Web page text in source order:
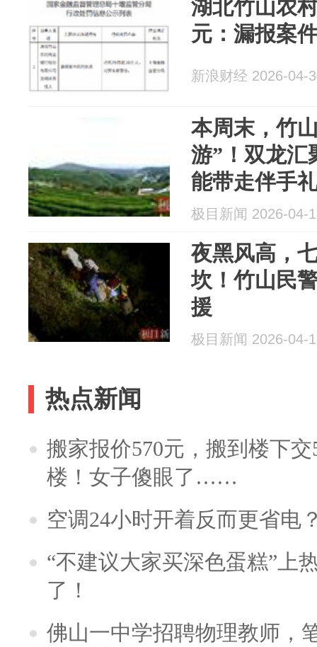
湖北竹山农
元：漏报案
新浪财经 2026-04-
本周末，竹
游”！双龙汇
能带走伴手
极目新闻 2026-04-
夜黑风高，
坎！竹山民
援
极目新闻 2026-04-
热点新闻
搬家报价570元，搬到楼下
楼！女子傻眼了……
空调24小时开着反而更省电
“不建议大家买深色蛋糕”上
了！
佛山一中学招聘物理教师，